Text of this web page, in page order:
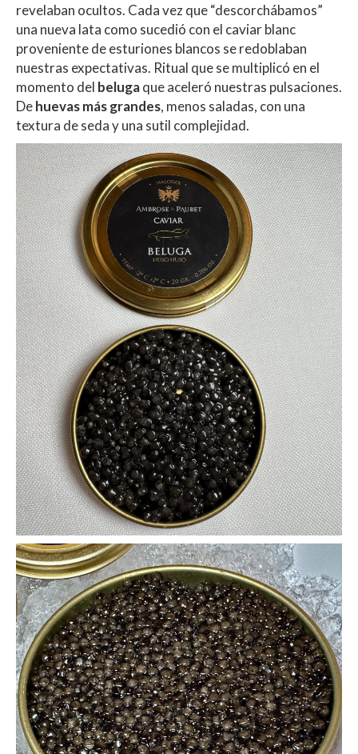
revelaban ocultos. Cada vez que “descorchábamos”
una nueva lata como sucedió con el caviar blanc
proveniente de esturiones blancos se redoblaban
nuestras expectativas. Ritual que se multiplicó en el
momento del belugaque aceleró nuestras pulsaciones.
Dehuevas más grandes, menos saladas, con una
textura de seda y una sutil complejidad.